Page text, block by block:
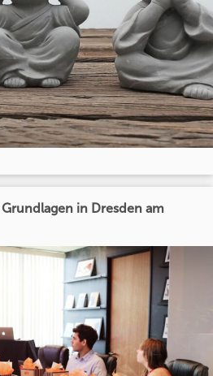
in Dresden am